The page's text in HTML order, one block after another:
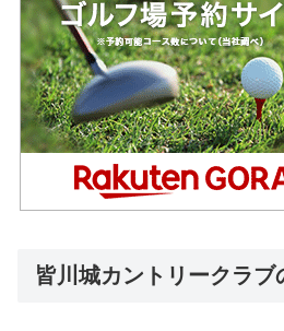
皆川城カントリークラブ